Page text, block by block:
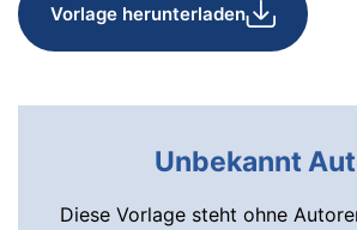
Vorlage herunterladen
Unbekannt
Diese Vorlage steht ohne